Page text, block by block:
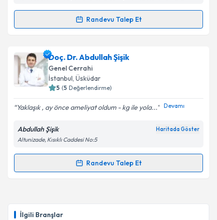
İlgili Branşlar
Takvim Talebini Gönder
Randevu Talep Et
Randevu Takvimi Talebi
Op. Dr. Kafkas Çelikiçin randevu takvimi talebi
oluşturun. Size bu uzmandan randevu almanız için bir
takvim hazırlandığında e-posta ile bilgilendireceğiz.
Kişisel verilerimin işlenmesine ilişkin
Metni'ni okudum ve kişisel verilerimin belirtilen
kapsamda işlenmesini kabul ediyorum.
Doç. Dr. Abdullah Şişik
Genel Cerrahi
İstanbul, Üsküdar
5 (5 Değerlendirme)
Yaklaşık , ay önce ameliyat oldum - kg ile yola... Devamı
Abdullah Şişik Haritada Göster
Altunizade, Kısıklı Caddesi No:5
Randevu Talep Et
Randevu Takvimi Talebi